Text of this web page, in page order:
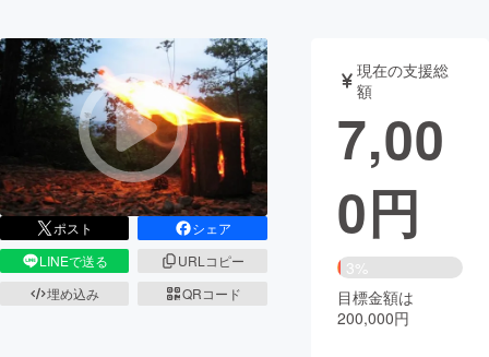
アート・写真 音楽
テクノロジー・ガジェット ゲーム・サ
映像・映画 書籍・雑誌
ビジネス・起業 チャレンジ
まちづくり・地域活性化
ポスト
シェア
LINEで送る
URLコピー
埋め込み
QRコード
現在の支援総
額
7,00
0円
3%
目標金額は
200,000円